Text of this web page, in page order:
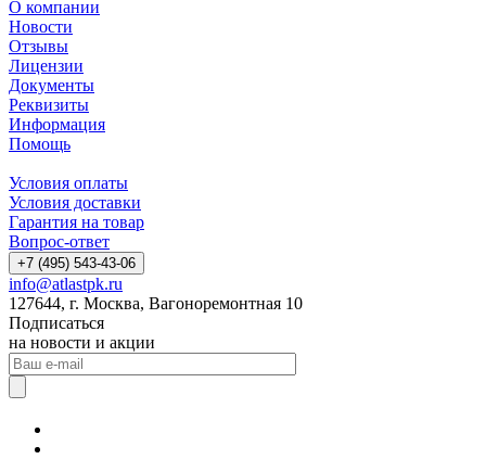
О компании
Новости
Отзывы
Лицензии
Документы
Реквизиты
Информация
Помощь
Условия оплаты
Условия доставки
Гарантия на товар
Вопрос-ответ
+7 (495) 543-43-06
info@atlastpk.ru
127644, г. Москва, Вагоноремонтная 10
Подписаться
на новости и акции